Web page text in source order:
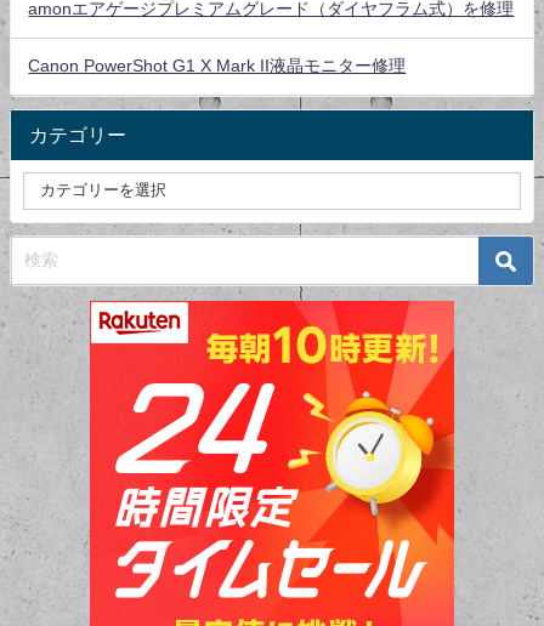
amonエアゲージプレミアムグレード（ダイヤフラム式）を修理
Canon PowerShot G1 X Mark II液晶モニター修理
カテゴリー